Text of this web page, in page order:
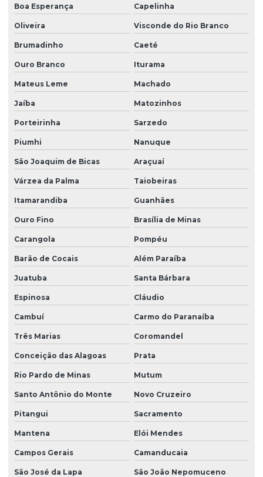
Boa Esperança Capelinha
Oliveira Visconde do Rio Branco
Brumadinho Caeté
Ouro Branco Iturama
Mateus Leme Machado
Jaíba Matozinhos
Porteirinha Sarzedo
Piumhi Nanuque
São Joaquim de Bicas Araçuaí
Várzea da Palma Taiobeiras
Itamarandiba Guanhães
Ouro Fino Brasília de Minas
Carangola Pompéu
Barão de Cocais Além Paraíba
Juatuba Santa Bárbara
Espinosa Cláudio
Cambuí Carmo do Paranaíba
Três Marias Coromandel
Conceição das Alagoas Prata
Rio Pardo de Minas Mutum
Santo Antônio do Monte Novo Cruzeiro
Pitangui Sacramento
Mantena Elói Mendes
Campos Gerais Camanducaia
São José da Lapa São João Nepomuceno